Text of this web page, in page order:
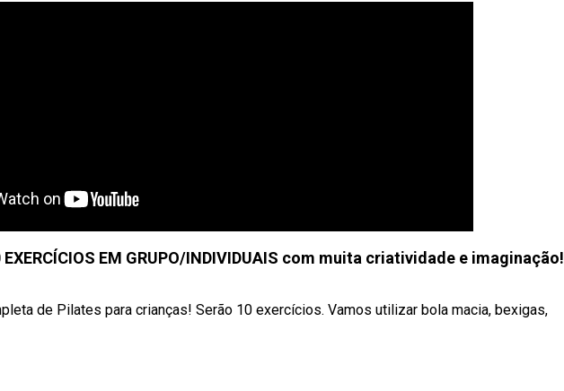
EXERCÍCIOS EM GRUPO/INDIVIDUAIS com muita criatividade e imaginação!
de Pilates para crianças! Serão 10 exercícios. Vamos utilizar bola macia, bexigas,